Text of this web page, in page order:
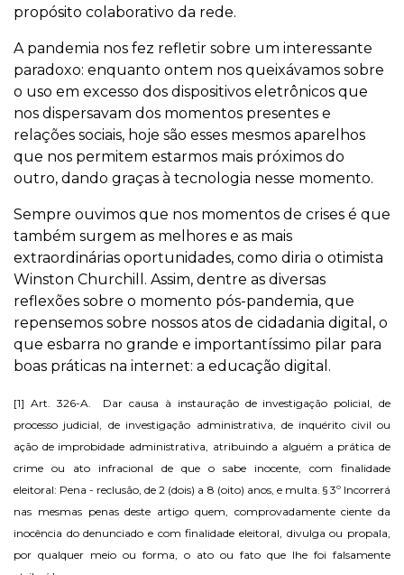
propósito colaborativo da rede.
A pandemia nos fez refletir sobre um interessante
paradoxo: enquanto ontem nos queixávamos sobre
o uso em excesso dos dispositivos eletrônicos que
nos dispersavam dos momentos presentes e
relações sociais, hoje são esses mesmos aparelhos
que nos permitem estarmos mais próximos do
outro, dando graças à tecnologia nesse momento.
Sempre ouvimos que nos momentos de crises é que
também surgem as melhores e as mais
extraordinárias oportunidades, como diria o otimista
Winston Churchill. Assim, dentre as diversas
reflexões sobre o momento pós-pandemia, que
repensemos sobre nossos atos de cidadania digital, o
que esbarra no grande e importantíssimo pilar para
boas práticas na internet: a educação digital.
[1] Art. 326-A. Dar causa à instauração de investigação policial, de
processo judicial, de investigação administrativa, de inquérito civil ou
ação de improbidade administrativa, atribuindo a alguém a prática de
crime ou ato infracional de que o sabe inocente, com finalidade
eleitoral: Pena - reclusão, de 2 (dois) a 8 (oito) anos, e multa. § 3º Incorrerá
nas mesmas penas deste artigo quem, comprovadamente ciente da
inocência do denunciado e com finalidade eleitoral, divulga ou propala,
por qualquer meio ou forma, o ato ou fato que lhe foi falsamente